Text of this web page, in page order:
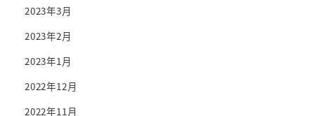
2023年3月
2023年2月
2023年1月
2022年12月
2022年11月